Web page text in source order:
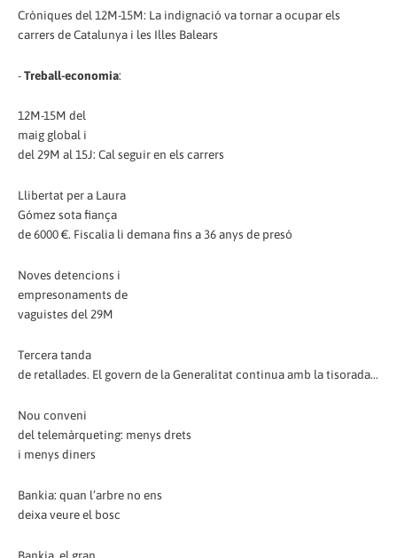
Cròniques del 12M-15M: La indignació va tornar a ocupar els
carrers de Catalunya i les Illes Balears
-Treball-economia:
12M-15M del
maig global i
del 29M al 15J: Cal seguir en els carrers
Llibertat per a Laura
Gómez sota fiança
de 6000 €. Fiscalia li demana fins a 36 anys de presó
Noves detencions i
empresonaments de
vaguistes del 29M
Tercera tanda
de retallades. El govern de la Generalitat continua amb la tisorada...
Nou conveni
del telemàrqueting: menys drets
i menys diners
Bankia: quan l’arbre no ens
deixa veure el bosc